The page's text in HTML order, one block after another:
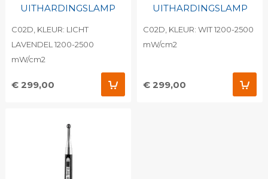
UITHARDINGSLAMP
C02D, KLEUR: LICHT
LAVENDEL 1200-2500
mW/cm2
€ 299,00
UITHARDINGSLAMP
C02D, KLEUR: WIT 1200-2500
mW/cm2
€ 299,00